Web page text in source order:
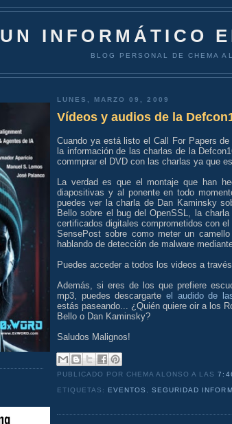
UN INFORMÁTICO
BLOG PERSONAL DE CHEMA
LUNES, MARZO 09, 2009
Vídeos y audios de la
Cuando ya está listo el Call For Papers
la información de las charlas de la
commprar el DVD con las charlas ya que
La verdad es que el montaje que han
diapositivas y al ponente en todo
puedes ver la charla de Dan Kaminsky
Bello sobre el bug del OpenSSL, la
certificados digitales comprometidos con
SensePost sobre como meter un
hablando de detección de malware
Puedes acceder a todos los videos a
Además, si eres de los que prefiere
mp3, puedes descargarte el audido de
estás paseando... ¿Quién quiere oir a los
Bello o Dan Kaminsky?
Saludos Malignos!
PUBLICADO POR CHEMA ALONSOA LAS
ETIQUETAS: EVENTOS ,SEGURIDAD